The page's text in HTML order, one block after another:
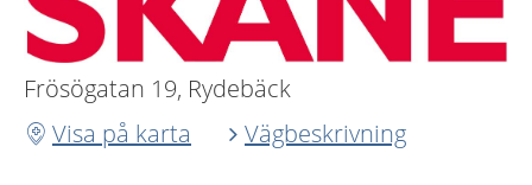
Frösögatan 19, Rydebäck
Visa på karta
Vägbeskrivning